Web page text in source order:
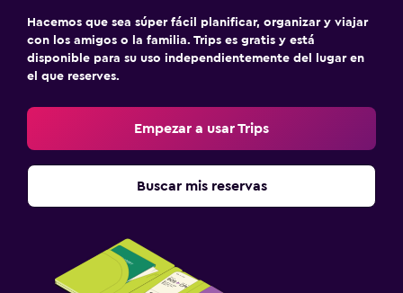
Hacemos que sea súper fácil planificar, organizar y viajar
con los amigos o la familia. Trips es gratis y está
disponible para su uso independientemente del lugar en
el que reserves.
Empezar a usar Trips
Buscar mis reservas